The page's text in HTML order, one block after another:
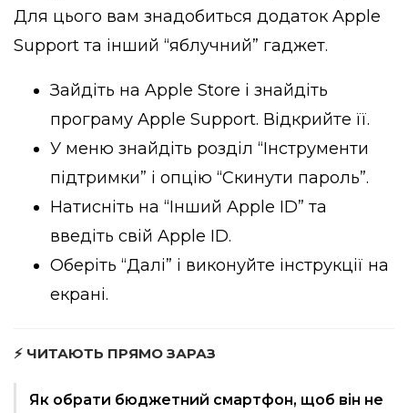
Для цього вам знадобиться додаток Apple
Support та інший “яблучний” гаджет.
Зайдіть на Apple Store і знайдіть
програму Apple Support. Відкрийте її.
У меню знайдіть розділ “Інструменти
підтримки” і опцію “Скинути пароль”.
Натисніть на “Інший Apple ID” та
введіть свій Apple ID.
Оберіть “Далі” і виконуйте інструкції на
екрані.
⚡ ЧИТАЮТЬ ПРЯМО ЗАРАЗ
Як обрати бюджетний смартфон, щоб він не